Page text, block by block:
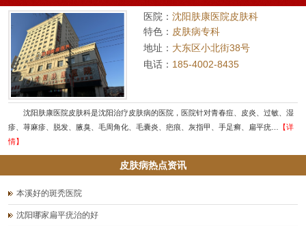
医院： 沈阳肤康医院皮肤科
特色： 皮肤病专科
地址： 大东区小北街38号
电话： 185-4002-8435
沈阳肤康医院皮肤科是沈阳治疗皮肤病的医院，医院针对青春痘、皮炎、过敏、湿
疹、荨麻疹、脱发、腋臭、毛周角化、毛囊炎、疤痕、灰指甲、手足癣、扁平疣…
【详
情】
皮肤病热点资讯
本溪好的斑秃医院
沈阳哪家扁平疣治的好